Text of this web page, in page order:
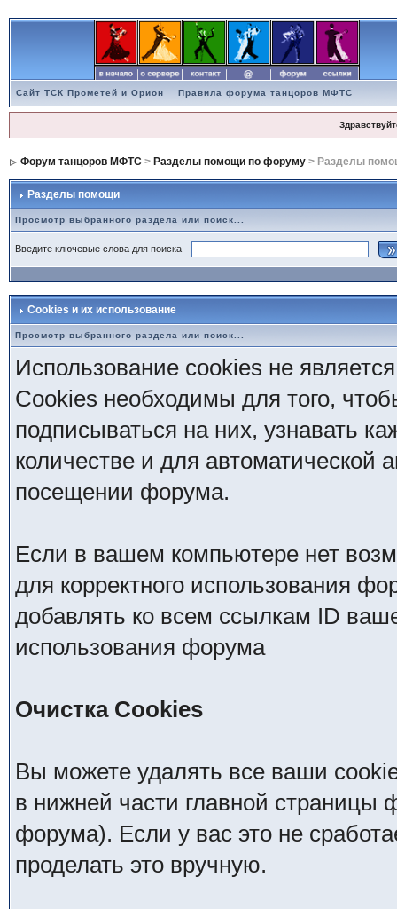
Сайт ТСК Прометей и Орион Правила форума танцоров МФТС
Форум танцоров МФТС> Разделы помощи по форуму> Разделы
Разделы помощи
Просмотр выбранного раздела или поиск...
Введите ключевые слова для поиска
Cookies и их использование
Просмотр выбранного раздела или поиск...
Использование cookies не
Cookies необходимы для того,
подписываться на них, узнавать
количестве и для
посещении форума.
Если в вашем компьютере нет
для корректного использования
добавлять ко всем ссылкам ID
использования форума
Очистка Cookies
Вы можете удалять все ваши
в нижней части главной страницы
форума). Если у вас это не
проделать это вручную.